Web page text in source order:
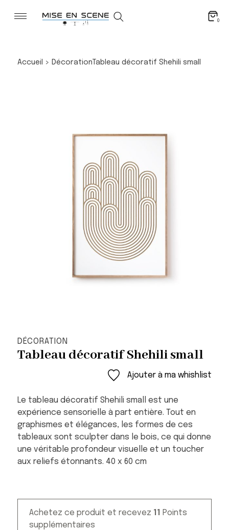
0
Accueil > DécorationTableau décoratif Shehili small
DÉCORATION
Tableau décoratif Shehili small
Ajouter à ma whishlist
Le tableau décoratif Shehili small est une
expérience sensorielle à part entière. Tout en
graphismes et élégances, les formes de ces
tableaux sont sculpter dans le bois, ce qui donne
une véritable profondeur visuelle et un toucher
aux reliefs étonnants. 40 x 60 cm
Achetez ce produit et recevez 11 Points
supplémentaires